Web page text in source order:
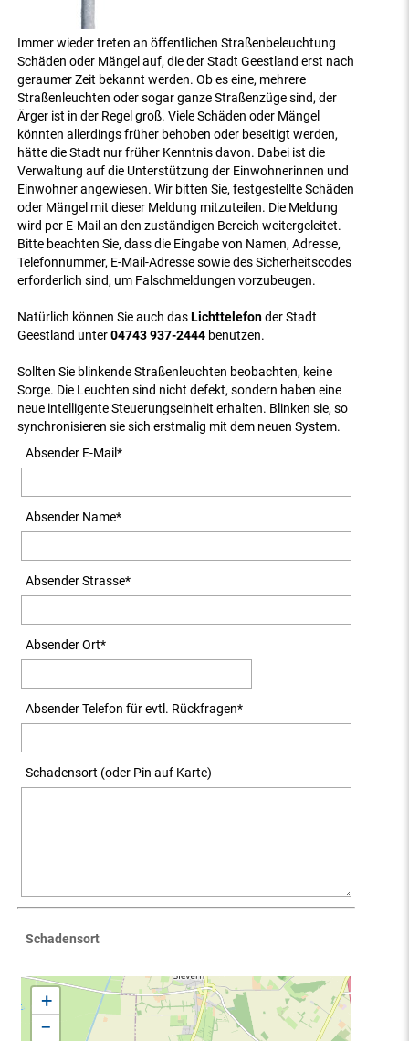
Immer wieder treten an öffentlichen Straßenbeleuchtung
Schäden oder Mängel auf, die der Stadt Geestland erst nach
geraumer Zeit bekannt werden. Ob es eine, mehrere
Straßenleuchten oder sogar ganze Straßenzüge sind, der
Ärger ist in der Regel groß. Viele Schäden oder Mängel
könnten allerdings früher behoben oder beseitigt werden,
hätte die Stadt nur früher Kenntnis davon. Dabei ist die
Verwaltung auf die Unterstützung der Einwohnerinnen und
Einwohner angewiesen. Wir bitten Sie, festgestellte Schäden
oder Mängel mit dieser Meldung mitzuteilen. Die Meldung
wird per E-Mail an den zuständigen Bereich weitergeleitet.
Bitte beachten Sie, dass die Eingabe von Namen, Adresse,
Telefonnummer, E-Mail-Adresse sowie des Sicherheitscodes
erforderlich sind, um Falschmeldungen vorzubeugen.
Natürlich können Sie auch dasLichttelefonder Stadt
Geestland unter04743 937-2444 benutzen.
Sollten Sie blinkende Straßenleuchten beobachten, keine
Sorge. Die Leuchten sind nicht defekt, sondern haben eine
neue intelligente Steuerungseinheit erhalten. Blinken sie, so
synchronisieren sie sich erstmalig mit dem neuen System.
Absender E-Mail*
Absender Name*
Absender Strasse*
Absender Ort*
Absender Telefon für evtl. Rückfragen*
Schadensort (oder Pin auf Karte)
Schadensort
+
−